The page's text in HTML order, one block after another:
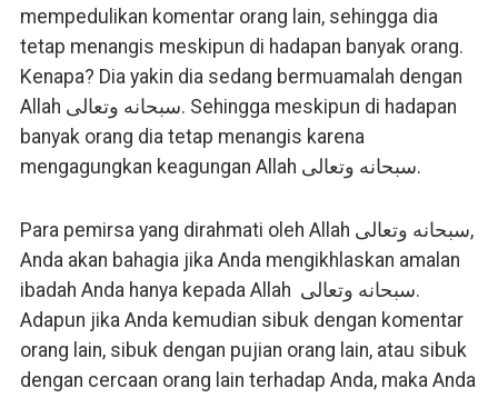
mempedulikan komentar orang lain, sehingga dia
tetap menangis meskipun di hadapan banyak orang.
Kenapa? Dia yakin dia sedang bermuamalah dengan
Allah سبحانه وتعالى. Sehingga meskipun di hadapan
banyak orang dia tetap menangis karena
mengagungkan keagungan Allah سبحانه وتعالى.
Para pemirsa yang dirahmati oleh Allah سبحانه وتعالى,
Anda akan bahagia jika Anda mengikhlaskan amalan
ibadah Anda hanya kepada Allah سبحانه وتعالى.
Adapun jika Anda kemudian sibuk dengan komentar
orang lain, sibuk dengan pujian orang lain, atau sibuk
dengan cercaan orang lain terhadap Anda, maka Anda